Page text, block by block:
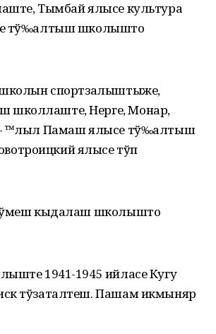
Тымбай ялысе культура
тў‰алтыш школышто
школын спортзалыштыже,
Нерге, Монар,
- ™лыл Памаш ялысе тў‰алтыш
ялысе тўп
кыдалаш школышто
1941-1945 ийласе Кугу
тўзаталтеш. Пашам икмыняр